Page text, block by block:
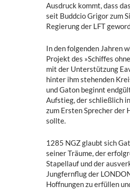
Ausdruck kommt, dass
seit Buddcio Grigor zum
Regierung der LFT
In den folgenden Jahren
Projekt des »Schiffes
mit der Unterstützung
hinter ihm stehenden
und Gaton beginnt
Aufstieg, der schließlich
zum Ersten Sprecher der
sollte.
1285 NGZ glaubt sich
seiner Träume, der
Stapellauf und der
Jungfernflug der
Hoffnungen zu erfüllen